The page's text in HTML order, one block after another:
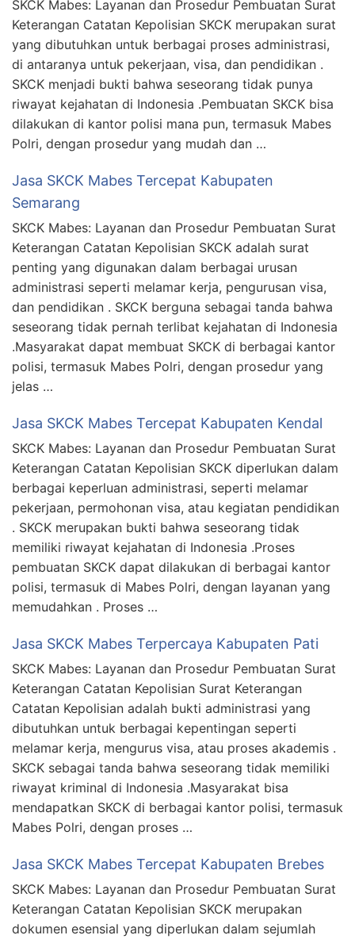
SKCK Mabes: Layanan dan Prosedur Pembuatan Surat
Keterangan Catatan Kepolisian SKCK merupakan surat
yang dibutuhkan untuk berbagai proses administrasi,
di antaranya untuk pekerjaan, visa, dan pendidikan .
SKCK menjadi bukti bahwa seseorang tidak punya
riwayat kejahatan di Indonesia .Pembuatan SKCK bisa
dilakukan di kantor polisi mana pun, termasuk Mabes
Polri, dengan prosedur yang mudah dan …
Jasa SKCK Mabes Tercepat Kabupaten
Semarang
SKCK Mabes: Layanan dan Prosedur Pembuatan Surat
Keterangan Catatan Kepolisian SKCK adalah surat
penting yang digunakan dalam berbagai urusan
administrasi seperti melamar kerja, pengurusan visa,
dan pendidikan . SKCK berguna sebagai tanda bahwa
seseorang tidak pernah terlibat kejahatan di Indonesia
.Masyarakat dapat membuat SKCK di berbagai kantor
polisi, termasuk Mabes Polri, dengan prosedur yang
jelas …
Jasa SKCK Mabes Tercepat Kabupaten Kendal
SKCK Mabes: Layanan dan Prosedur Pembuatan Surat
Keterangan Catatan Kepolisian SKCK diperlukan dalam
berbagai keperluan administrasi, seperti melamar
pekerjaan, permohonan visa, atau kegiatan pendidikan
. SKCK merupakan bukti bahwa seseorang tidak
memiliki riwayat kejahatan di Indonesia .Proses
pembuatan SKCK dapat dilakukan di berbagai kantor
polisi, termasuk di Mabes Polri, dengan layanan yang
memudahkan . Proses …
Jasa SKCK Mabes Terpercaya Kabupaten Pati
SKCK Mabes: Layanan dan Prosedur Pembuatan Surat
Keterangan Catatan Kepolisian Surat Keterangan
Catatan Kepolisian adalah bukti administrasi yang
dibutuhkan untuk berbagai kepentingan seperti
melamar kerja, mengurus visa, atau proses akademis .
SKCK sebagai tanda bahwa seseorang tidak memiliki
riwayat kriminal di Indonesia .Masyarakat bisa
mendapatkan SKCK di berbagai kantor polisi, termasuk
Mabes Polri, dengan proses …
Jasa SKCK Mabes Tercepat Kabupaten Brebes
SKCK Mabes: Layanan dan Prosedur Pembuatan Surat
Keterangan Catatan Kepolisian SKCK merupakan
dokumen esensial yang diperlukan dalam sejumlah